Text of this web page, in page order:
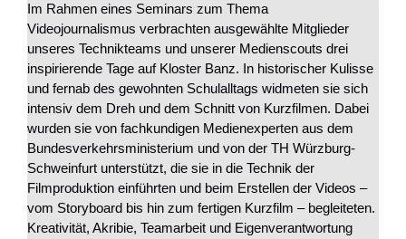
Im Rahmen eines Seminars zum Thema
Videojournalismus verbrachten ausgewählte Mitglieder
unseres Technikteams und unserer Medienscouts drei
inspirierende Tage auf Kloster Banz. In historischer Kulisse
und fernab des gewohnten Schulalltags widmeten sie sich
intensiv dem Dreh und dem Schnitt von Kurzfilmen. Dabei
wurden sie von fachkundigen Medienexperten aus dem
Bundesverkehrsministerium und von der TH Würzburg-
Schweinfurt unterstützt, die sie in die Technik der
Filmproduktion einführten und beim Erstellen der Videos –
vom Storyboard bis hin zum fertigen Kurzfilm – begleiteten.
Kreativität, Akribie, Teamarbeit und Eigenverantwortung